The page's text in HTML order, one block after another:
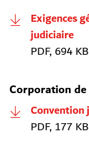
Exigences
judiciaire
PDF, 694 KB
Corporation
PDF, 177 KB